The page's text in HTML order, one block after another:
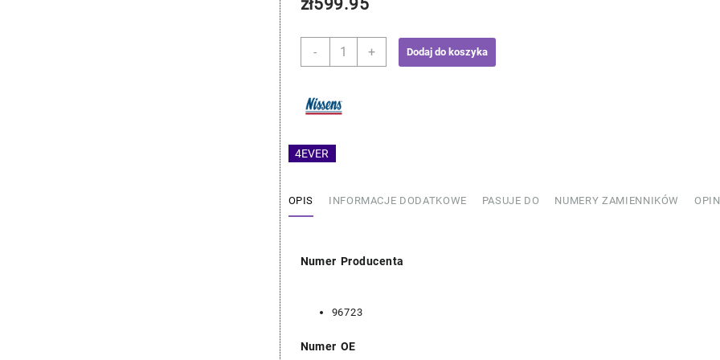
4EVER
zł599.95
-
ilość
Nissens
+ Dodaj do koszyka
OPIS INFORMACJE DODATKOWE PASUJE DO NUMERY ZAMIENNIKÓW
Numer Producenta
96723
Numer OE